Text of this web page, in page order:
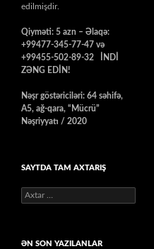
edilmişdir.
Qiyməti: 5 azn – Əlaqə:
+99477-345-77-47 və
+99455-502-89-32 İNDİ
ZƏNG EDİN!
Nəşr göstəriciləri: 64 səhifə,
A5, ağ-qara, “Mücrü”
Nəşriyyatı / 2020
SAYTDA TAM AXTARIŞ
Axtarış:
ƏN SON YAZILANLAR